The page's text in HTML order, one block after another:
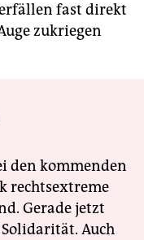
fast direkt
zukriegen
den kommenden
rechtsextreme
Gerade jetzt
Auch